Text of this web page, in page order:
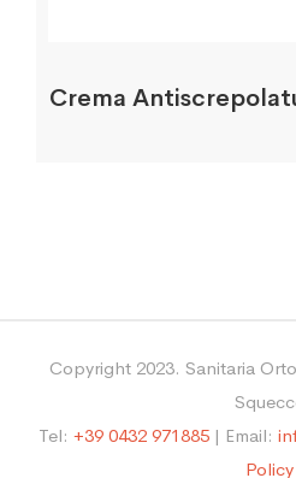
Crema
Copyright 2023. Sanitaria
Tel: +39 0432 971885 | Email:
Policy